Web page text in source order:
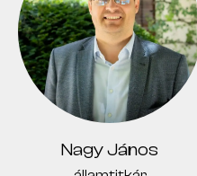
Nagy János